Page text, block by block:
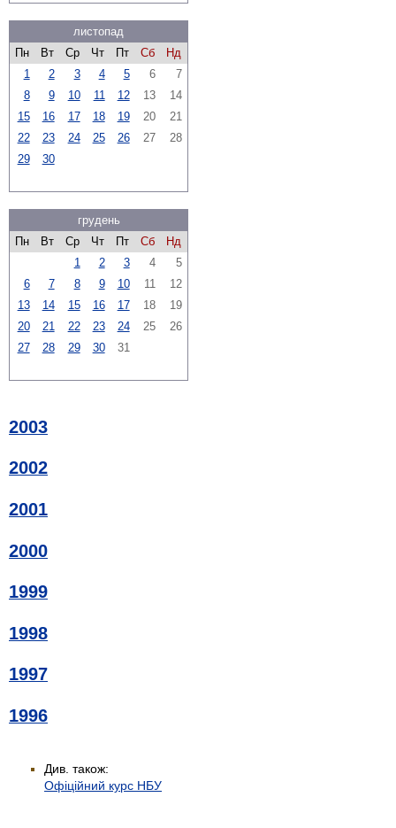
листопад
Пн
Вт Ср Чт Пт Сб
Нд
1
2 3 4 5 6
7
8
9 10 11 12 13
14
15
16 17 18 19 20
21
22
23 24 25 26 27
28
29
30
грудень
Пн
Вт Ср Чт Пт Сб
Нд
1
2 3 4
5
6
7 8 9 10 11
12
13
14 15 16 17 18
19
20
21 22 23 24 25
26
27
28 29 30 31
2003
2002
2001
2000
1999
1998
1997
1996
Див. також:
Офіційний курс НБУ